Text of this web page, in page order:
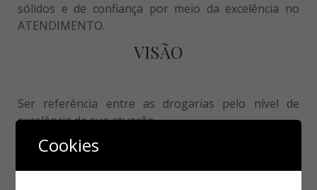
sólidos e de confiança por meio da excelência no
ATENDIMENTO.
VISÃO
Ser referência entre as drogarias pelo nível de
excelência de sua atuação
Cookies